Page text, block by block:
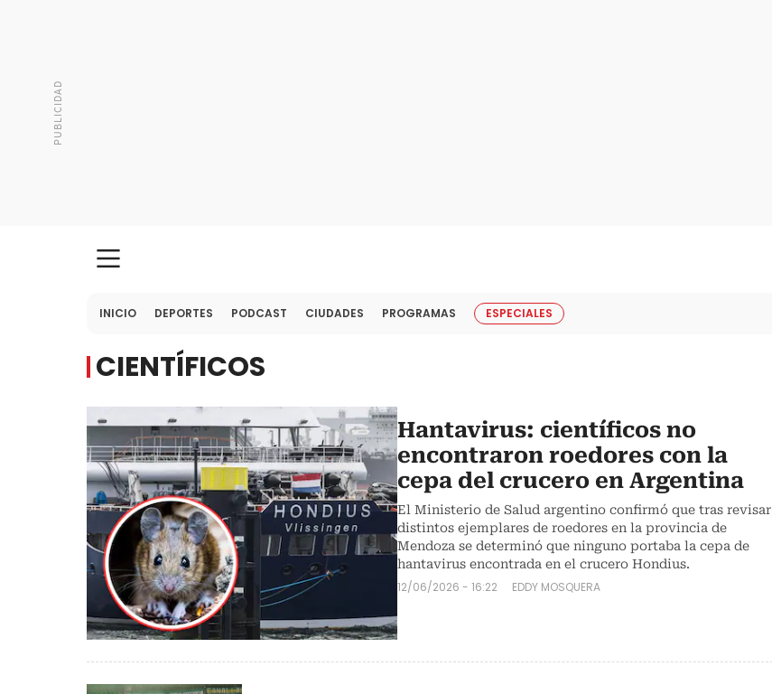
INICIO DEPORTES PODCAST CIUDADES PROGRAMAS ESPECIALES
CIENTÍFICOS
Hantavirus: científicos no
encontraron roedores con la
cepa del crucero en Argentina
El Ministerio de Salud argentino confirmó que tras revisar
distintos ejemplares de roedores en la provincia de
Mendoza se determinó que ninguno portaba la cepa de
hantavirus encontrada en el crucero Hondius.
12/06/2026 - 16:22 EDDY MOSQUERA